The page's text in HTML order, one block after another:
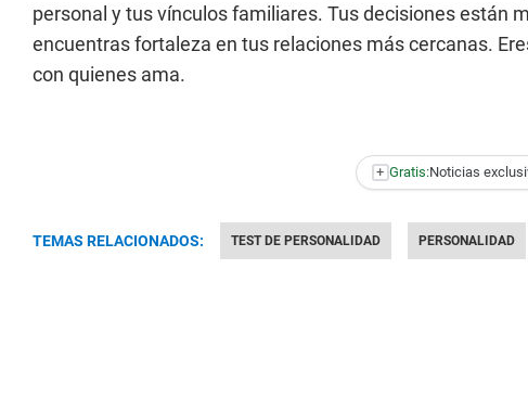
personal y tus vínculos familiares. Tus decisiones están
encuentras fortaleza en tus relaciones más cercanas.
con quienes ama.
+ Gratis:Noticias
TEMAS RELACIONADOS: TEST DE PERSONALIDAD PERSONALIDAD